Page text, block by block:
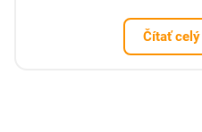
Čítať